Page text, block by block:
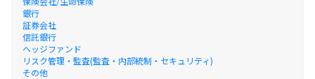
銀行
証券会社
信託銀行
ヘッジファンド
リスク管理・監査(監査・内部統制・セキュリティ)
その他